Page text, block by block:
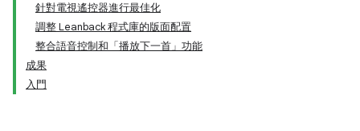
針對電視遙控器進行最佳化
調整 Leanback 程式庫的版面配置
整合語音控制和「播放下一首」功能
成果
入門